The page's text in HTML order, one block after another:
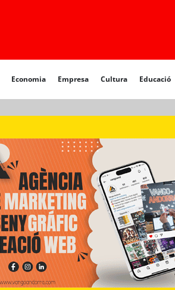
Economia Empresa Cultura Educació